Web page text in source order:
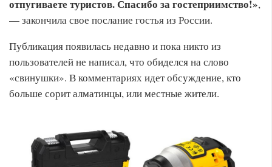
отпугиваете туристов. Спасибо за гостеприимство!»,
— закончила свое послание гостья из России.
Публикация появилась недавно и пока никто из
пользователей не написал, что обиделся на слово
«свинушки». В комментариях идет обсуждение, кто
больше сорит алматинцы, или местные жители.